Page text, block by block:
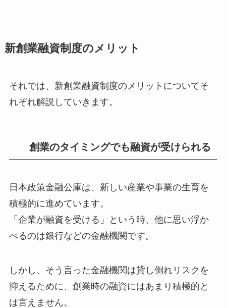
新創業融資制度のメリット
それでは、新創業融資制度のメリットについてそ
れぞれ解説していきます。
創業のタイミングでも融資が受けられる
日本政策金融公庫は、新しい産業や事業の生育を
積極的に進めています。
「企業が融資を受ける」という時、他に思い浮か
べるのは銀行などの金融機関です。
しかし、そう言った金融機関は貸し倒れリスクを
抑えるために、創業時の融資にはあまり積極的と
は言えません。